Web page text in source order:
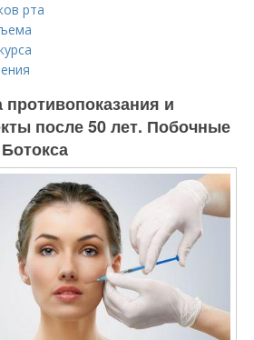
рта
и
после 50 лет. Побочные